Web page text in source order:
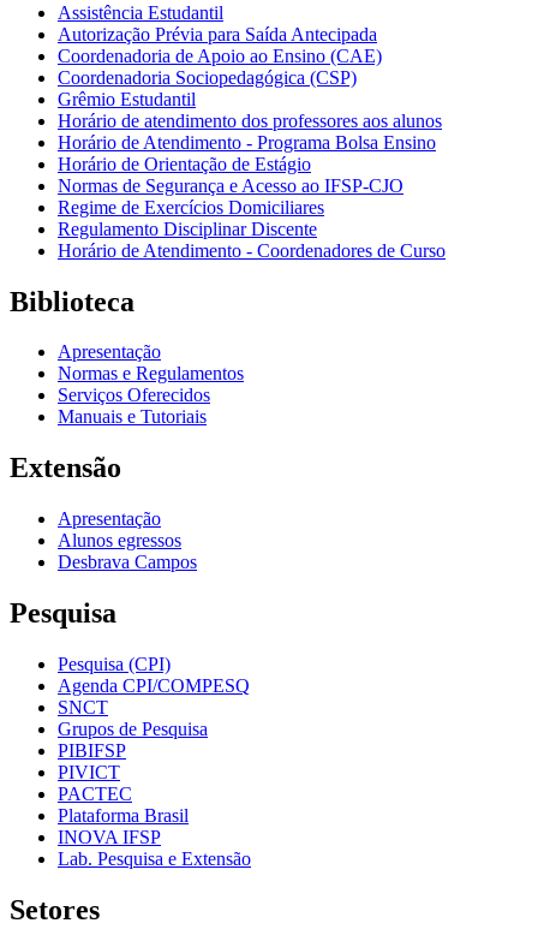
Assistência Estudantil
Autorização Prévia para Saída Antecipada
Coordenadoria de Apoio ao Ensino (CAE)
Coordenadoria Sociopedagógica (CSP)
Grêmio Estudantil
Horário de atendimento dos professores aos alunos
Horário de Atendimento - Programa Bolsa Ensino
Horário de Orientação de Estágio
Normas de Segurança e Acesso ao IFSP-CJO
Regime de Exercícios Domiciliares
Regulamento Disciplinar Discente
Horário de Atendimento - Coordenadores de Curso
Biblioteca
Apresentação
Normas e Regulamentos
Serviços Oferecidos
Manuais e Tutoriais
Extensão
Apresentação
Alunos egressos
Desbrava Campos
Pesquisa
Pesquisa (CPI)
Agenda CPI/COMPESQ
SNCT
Grupos de Pesquisa
PIBIFSP
PIVICT
PACTEC
Plataforma Brasil
INOVA IFSP
Lab. Pesquisa e Extensão
Setores